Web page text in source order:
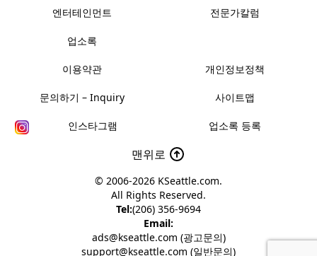
엔터테인먼트 전문가칼럼
업소록
이용약관 개인정보정책
문의하기 – Inquiry 사이트맵
인스타그램 업소록 등록
맨위로
© 2006-2026 KSeattle.com.
All Rights Reserved.
Tel:(206) 356-9694
Email:
ads@kseattle.com (광고문의)
support@kseattle.com (일반문의)